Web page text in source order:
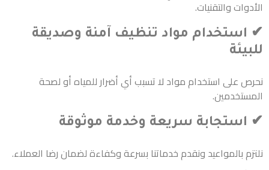
الأدوات والتقنيات.
✔ استخدام مواد تنظيف آمنة وصديقة
للبيئة
نحرص على استخدام مواد لا تسبب أي أضرار للمياه أو لصحة
المستخدمين.
✔ استجابة سريعة وخدمة موثوقة
نلتزم بالمواعيد ونقدم خدماتنا بسرعة وكفاءة لضمان رضا العملاء.